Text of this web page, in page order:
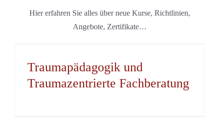
Hier erfahren Sie alles über neue Kurse, Richtlinien,
Angebote, Zertifikate…
Traumapädagogik und
Traumazentrierte Fachberatung